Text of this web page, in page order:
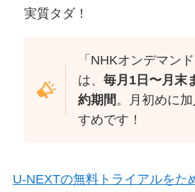
実質タダ！
「NHKオンデマン
は、毎月1日〜月末
約期間。月初めに
すめです！
U-NEXTの無料トライアルを